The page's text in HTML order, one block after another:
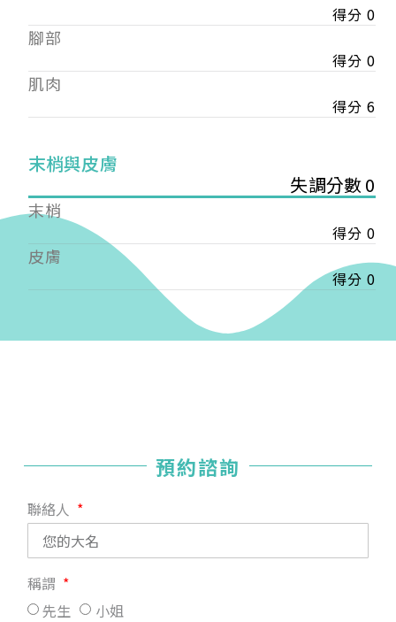
得分 0
腳部
得分 0
肌肉
得分 6
末梢與皮膚
失調分數 0
末梢
得分 0
皮膚
得分 0
預約諮詢
聯絡人
稱謂
先生
小姐
【會費】
入會費新臺幣1200元，於會員入會時繳納；常年會
費1200元，於每年度繳納。
入會費新臺幣3000元，於會員入會時繳納；常年會
費3000元，於每年度繳納。
戶名: 社團法人台灣自律神經健康培訓暨發展協會
帳號: 003-03-501566-2
銀行: (013) 國泰世華 南京東路分行